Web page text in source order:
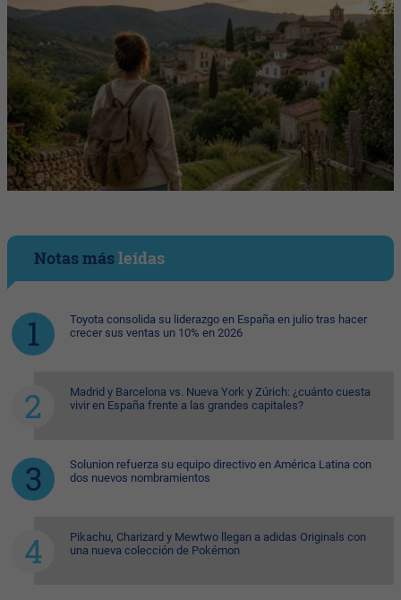
Notas másleídas
Toyota consolida su liderazgo en España en julio tras hacer
crecer sus ventas un 10% en 2026
Madrid y Barcelona vs. Nueva York y Zúrich: ¿cuánto cuesta
vivir en España frente a las grandes capitales?
Solunion refuerza su equipo directivo en América Latina con
dos nuevos nombramientos
Pikachu, Charizard y Mewtwo llegan a adidas Originals con
una nueva colección de Pokémon